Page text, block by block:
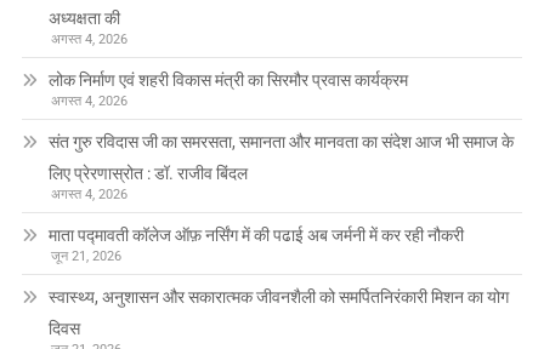
अध्यक्षता की
अगस्त 4, 2026
लोक निर्माण एवं शहरी विकास मंत्री का सिरमौर प्रवास कार्यक्रम
अगस्त 4, 2026
संत गुरु रविदास जी का समरसता, समानता और मानवता का संदेश आज भी समाज के
लिए प्रेरणास्रोत : डॉ. राजीव बिंदल
अगस्त 4, 2026
माता पद्मावती कॉलेज ऑफ़ नर्सिंग में की पढाई अब जर्मनी में कर रही नौकरी
जून 21, 2026
स्वास्थ्य, अनुशासन और सकारात्मक जीवनशैली को समर्पितनिरंकारी मिशन का योग
दिवस